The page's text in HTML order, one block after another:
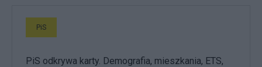
PiS
PiS odkrywa karty. Demografia, mieszkania, ETS,